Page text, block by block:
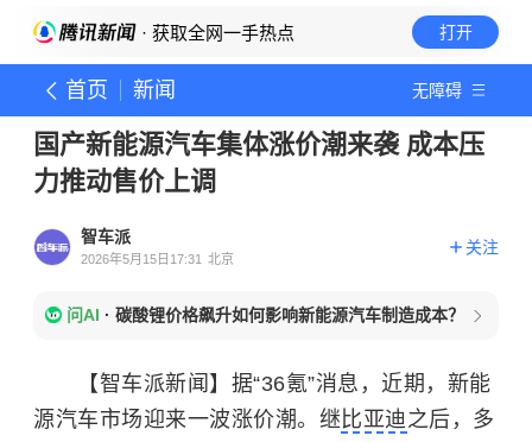
· 获取全网一手热点 打开
首页 新闻 无障碍
国产新能源汽车集体涨价潮来袭 成本压
力推动售价上调
智车派
2026年5月15日17:31 北京
关注
问AI · 碳酸锂价格飙升如何影响新能源汽车制造成本？
【智车派新闻】据“36氪”消息，近期，新能
源汽车市场迎来一波涨价潮。继比亚迪之后，多